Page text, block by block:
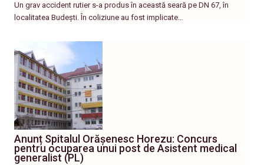
Un grav accident rutier s-a produs în această seară pe DN 67, în
localitatea Budești. În coliziune au fost implicate…
Anunț Spitalul Orășenesc Horezu: Concurs
pentru ocuparea unui post de Asistent medical
generalist (PL)